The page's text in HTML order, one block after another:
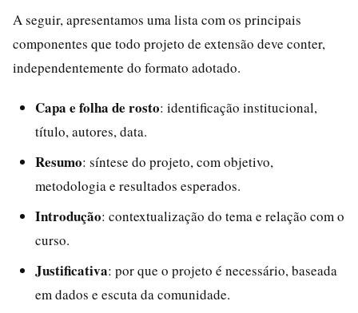
A seguir, apresentamos uma lista com os principais
componentes que todo projeto de extensão deve conter,
independentemente do formato adotado.
Capa e folha de rosto: identificação institucional,
título, autores, data.
Resumo: síntese do projeto, com objetivo,
metodologia e resultados esperados.
Introdução: contextualização do tema e relação com o
curso.
Justificativa: por que o projeto é necessário, baseada
em dados e escuta da comunidade.